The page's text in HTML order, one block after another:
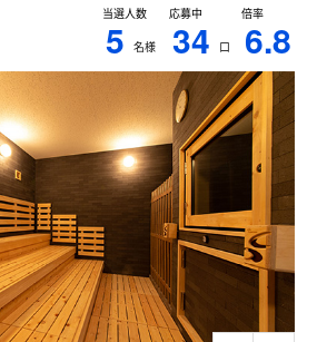
当選人数
5 名様
応募中
34 口
倍率
6.8